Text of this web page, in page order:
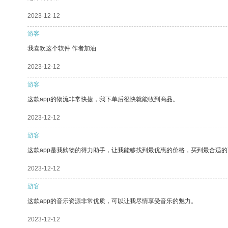
2023-12-12
游客
我喜欢这个软件 作者加油
2023-12-12
游客
这款app的物流非常快捷，我下单后很快就能收到商品。
2023-12-12
游客
这款app是我购物的得力助手，让我能够找到最优惠的价格，买到最合适
2023-12-12
游客
这款app的音乐资源非常优质，可以让我尽情享受音乐的魅力。
2023-12-12